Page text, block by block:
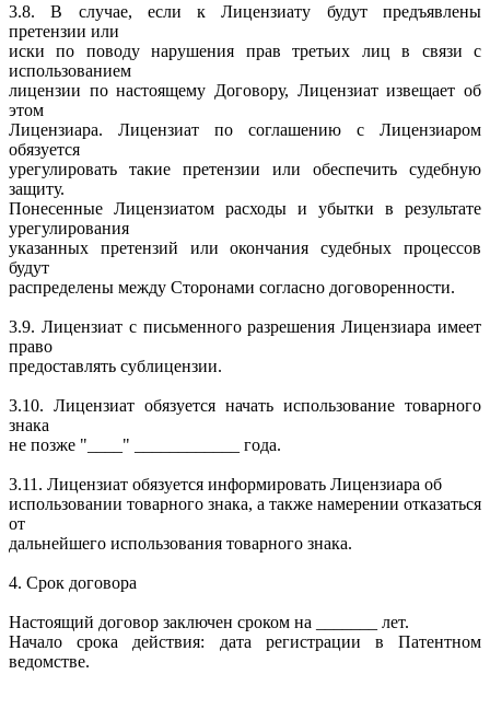
3.8. В случае, если к Лицензиату будут предъявлены
претензии или
иски по поводу нарушения прав третьих лиц в связи с
использованием
лицензии по настоящему Договору, Лицензиат извещает об
этом
Лицензиара. Лицензиат по соглашению с Лицензиаром
обязуется
урегулировать такие претензии или обеспечить судебную
защиту.
Понесенные Лицензиатом расходы и убытки в результате
урегулирования
указанных претензий или окончания судебных процессов
будут
распределены между Сторонами согласно договоренности.
3.9. Лицензиат с письменного разрешения Лицензиара имеет
право
предоставлять сублицензии.
3.10. Лицензиат обязуется начать использование товарного
знака
не позже "____" ____________ года.
3.11. Лицензиат обязуется информировать Лицензиара об
использовании товарного знака, а также намерении отказаться
от
дальнейшего использования товарного знака.
4. Срок договора
Настоящий договор заключен сроком на _______ лет.
Начало срока действия: дата регистрации в Патентном
ведомстве.